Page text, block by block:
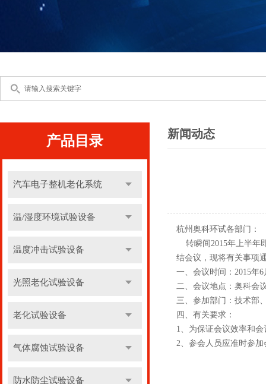
产品目录
汽车电子整机老化系统
温/湿度环境试验设备
温度冲击试验设备
光照老化试验设备
老化试验设备
气体腐蚀试验设备
防水防尘试验设备
新闻动态
杭州奥科环试各部门：
转瞬间2015年上半年
结会议，现将有关事项
一、会议时间：2015年6
二、会议地点：奥科会
三、参加部门：技术部
四、有关要求：
1、为保证会议效率和
2、参会人员应准时参